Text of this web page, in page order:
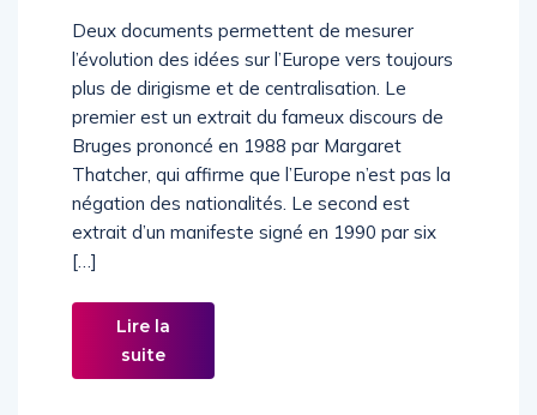
Deux documents permettent de mesurer
l’évolution des idées sur l’Europe vers toujours
plus de dirigisme et de centralisation. Le
premier est un extrait du fameux discours de
Bruges prononcé en 1988 par Margaret
Thatcher, qui affirme que l’Europe n’est pas la
négation des nationalités. Le second est
extrait d’un manifeste signé en 1990 par six
[…]
Lire la
suite